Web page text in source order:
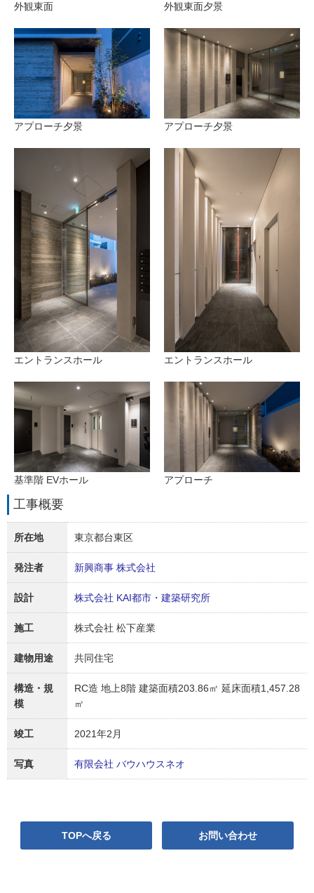
外観東面 外観東面夕景
アプローチ夕景 アプローチ夕景
エントランスホール エントランスホール
基準階 EVホール アプローチ
工事概要
所在地 東京都台東区
発注者 新興商事 株式会社
設計 株式会社 KAI都市・建築研究所
施工 株式会社 松下産業
建物用途 共同住宅
構造・規
模
RC造 地上8階 建築面積203.86㎡ 延床面積1,457.28
㎡
竣工 2021年2月
写真 有限会社 バウハウスネオ
TOPへ戻る お問い合わせ